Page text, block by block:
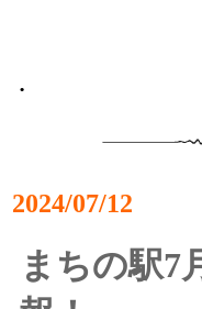
•
2024/07/12
まちの駅7